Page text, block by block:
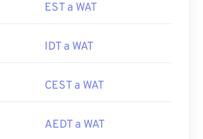
EST a WAT
IDT a WAT
CEST a WAT
AEDT a WAT